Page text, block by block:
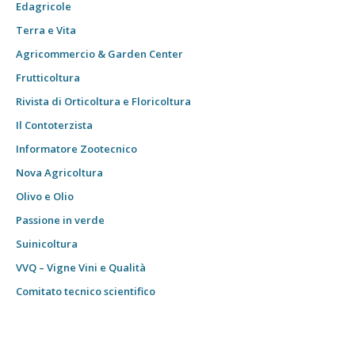
Edagricole
Terra e Vita
Agricommercio & Garden Center
Frutticoltura
Rivista di Orticoltura e Floricoltura
Il Contoterzista
Informatore Zootecnico
Nova Agricoltura
Olivo e Olio
Passione in verde
Suinicoltura
VVQ – Vigne Vini e Qualità
Comitato tecnico scientifico